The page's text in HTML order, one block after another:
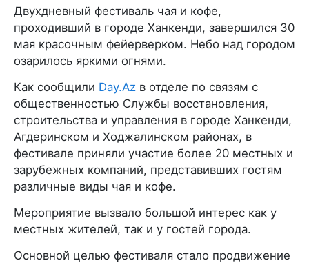
Двухдневный фестиваль чая и кофе,
проходивший в городе Ханкенди, завершился 30
мая красочным фейерверком. Небо над городом
озарилось яркими огнями.
Как сообщили Day.Az в отделе по связям с
общественностью Службы восстановления,
строительства и управления в городе Ханкенди,
Агдеринском и Ходжалинском районах, в
фестивале приняли участие более 20 местных и
зарубежных компаний, представивших гостям
различные виды чая и кофе.
Мероприятие вызвало большой интерес как у
местных жителей, так и у гостей города.
Основной целью фестиваля стало продвижение